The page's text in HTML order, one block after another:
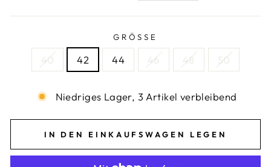
GRÖSSE
40 42 44 46 48 50
Niedriges Lager, 3 Artikel verbleibend
IN DEN EINKAUFSWAGEN LEGEN